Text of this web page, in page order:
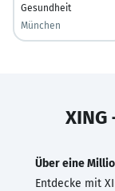
Gesundheit
München
Über eine
Entdecke mit